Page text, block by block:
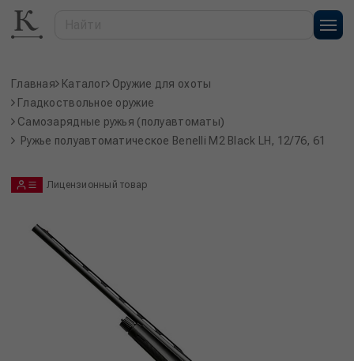
Главная Каталог Оружие для охоты
Гладкоствольное оружие
Самозарядные ружья (полуавтоматы)
Ружье полуавтоматическое Benelli M2 Black LH, 12/76, 61
Лицензионный товар